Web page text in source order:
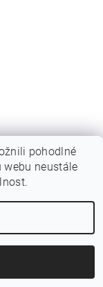
cookies
pohodlné
webu neustále